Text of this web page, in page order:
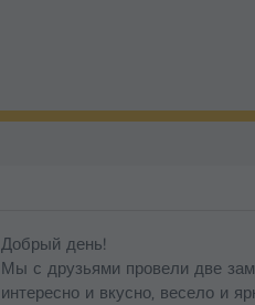
Добрый день!
Мы с друзьями провели две
интересно и вкусно, весело и